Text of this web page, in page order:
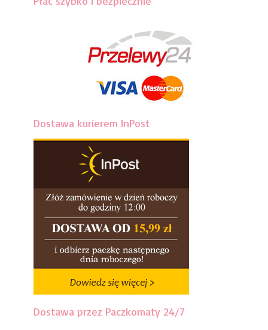
Dostawa kurierem InPost
Dostawa przez Paczkomaty 24/7